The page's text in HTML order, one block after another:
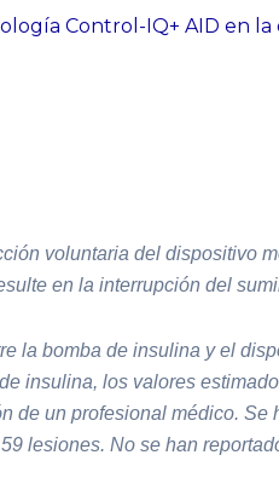
voluntaria del dispositivo
en la interrupción del
la bomba de insulina y el
insulina, los valores
de un profesional médico. Se
lesiones. No se han